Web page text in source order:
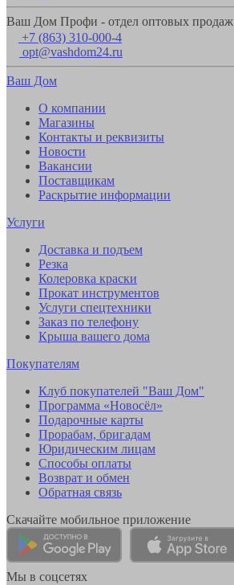
Ваш Дом Профи - отдел оптовых продаж
+7 (863) 310-000-4
opt@vashdom24.ru
Ваш Дом
О компании
Магазины
Контакты и реквизиты
Новости
Вакансии
Поставщикам
Раскрытие информации
Услуги
Доставка и подъем
Резка
Колеровка краски
Прокат инструментов
Услуги спецтехники
Заказ по телефону
Крыша вашего дома
Покупателям
Клуб покупателей "Ваш Дом"
Программа «Новосёл»
Подарочные карты
Прорабам, бригадам
Юридическим лицам
Способы оплаты
Возврат и обмен
Обратная связь
Скачайте мобильное приложение
Мы в соцсетях